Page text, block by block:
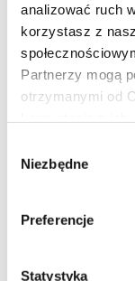
analizować ruch
korzystasz z
Partnerzy mogą
otrzymanymi od
zgody
Niezbędne
Preferencje
Statystyka
produkcji Disney i
wyzwanie - świat
muszą zmierzyć
Reżyserem filmu